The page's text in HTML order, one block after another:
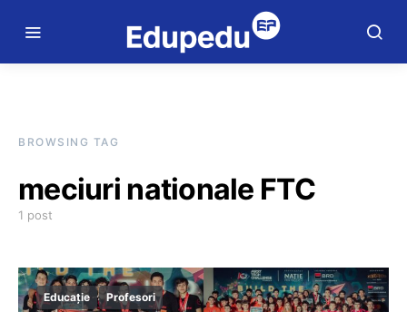
BROWSING TAG
meciuri nationale FTC
1 post
Educație Profesori